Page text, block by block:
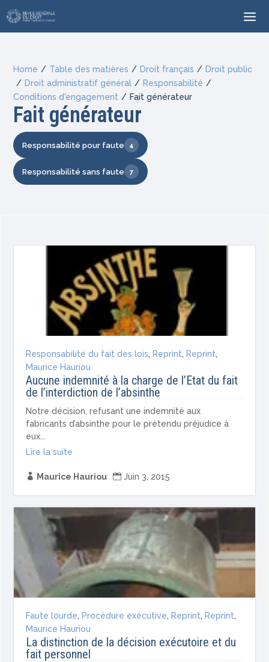
Home / Table des matières / Droit français / Droit public
/ Droit administratif général / Responsabilité /
Conditions d'engagement / Fait générateur
Fait générateur
Responsabilité pour faute 4
Responsabilité sans faute 7
Responsabilité du fait des lois, Reprint, Reprint,
Maurice Hauriou
Aucune indemnité à la charge de l’Etat du fait
de l’interdiction de l’absinthe
Notre décision, refusant une indemnité aux
fabricants d’absinthe pour le prétendu préjudice à
eux...
Lire la suite
 Maurice Hauriou  Juin 3, 2015
Faute lourde, Procédure exécutive, Reprint, Reprint,
Maurice Hauriou
La distinction de la décision exécutoire et du
fait personnel